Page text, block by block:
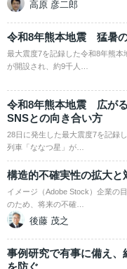
高原 彦二郎
令和8年熊本地震 猛暑
最大震度7を記録した令和8年熊
が開設され、約9千人…
令和8年熊本地震 広が
SNSとの向き合い方
28日に発生した最大震度7を記録
列車「ななつ星」が…
構造的不確実性の拡大
イメージ（Adobe Stock）企業の
のため、将来の不確…
後藤 茂之
事例研究で有事に備え
を防ぐ